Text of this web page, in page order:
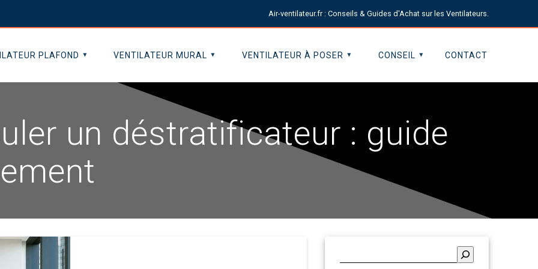
Air-ventilateur.fr : Conseils & Guides d'Achat sur les Ventilateurs.
PLAFOND VENTILATEUR MURAL VENTILATEUR À POSER CONSEIL CONTACT
un déstratificateur : guide